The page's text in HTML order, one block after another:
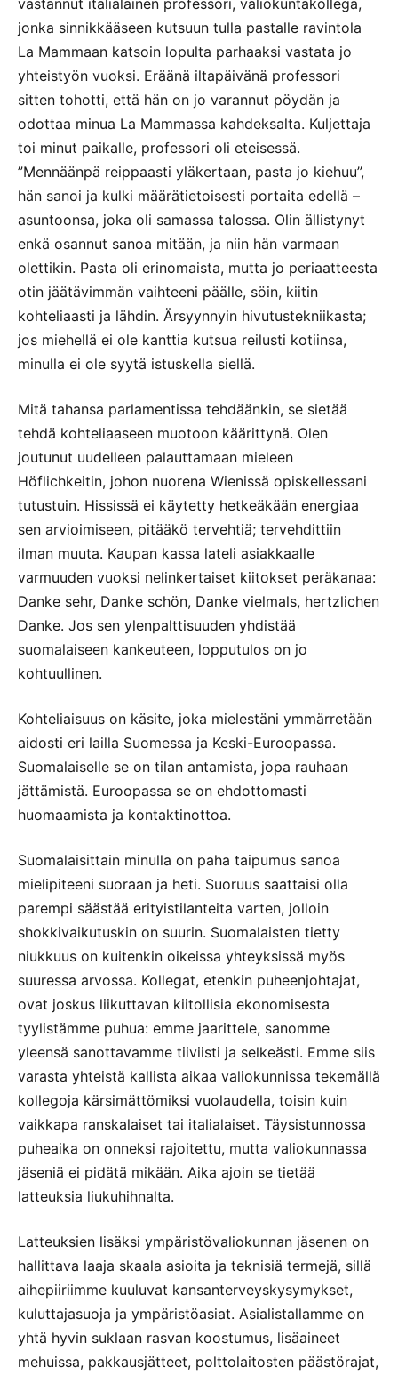
jonka sinnikkääseen kutsuun tulla pastalle ravintola
La Mammaan katsoin lopulta parhaaksi vastata jo
yhteistyön vuoksi. Eräänä iltapäivänä professori
sitten tohotti, että hän on jo varannut pöydän ja
odottaa minua La Mammassa kahdeksalta. Kuljettaja
toi minut paikalle, professori oli eteisessä.
”Mennäänpä reippaasti yläkertaan, pasta jo kiehuu”,
hän sanoi ja kulki määrätietoisesti portaita edellä –
asuntoonsa, joka oli samassa talossa. Olin ällistynyt
enkä osannut sanoa mitään, ja niin hän varmaan
olettikin. Pasta oli erinomaista, mutta jo periaatteesta
otin jäätävimmän vaihteeni päälle, söin, kiitin
kohteliaasti ja lähdin. Ärsyynnyin hivutustekniikasta;
jos miehellä ei ole kanttia kutsua reilusti kotiinsa,
minulla ei ole syytä istuskella siellä.
Mitä tahansa parlamentissa tehdäänkin, se sietää
tehdä kohteliaaseen muotoon käärittynä. Olen
joutunut uudelleen palauttamaan mieleen
Höflichkeitin, johon nuorena Wienissä opiskellessani
tutustuin. Hississä ei käytetty hetkeäkään energiaa
sen arvioimiseen, pitääkö tervehtiä; tervehdittiin
ilman muuta. Kaupan kassa lateli asiakkaalle
varmuuden vuoksi nelinkertaiset kiitokset peräkanaa:
Danke sehr, Danke schön, Danke vielmals, hertzlichen
Danke. Jos sen ylenpalttisuuden yhdistää
suomalaiseen kankeuteen, lopputulos on jo
kohtuullinen.
Kohteliaisuus on käsite, joka mielestäni ymmärretään
aidosti eri lailla Suomessa ja Keski-Euroopassa.
Suomalaiselle se on tilan antamista, jopa rauhaan
jättämistä. Euroopassa se on ehdottomasti
huomaamista ja kontaktinottoa.
Suomalaisittain minulla on paha taipumus sanoa
mielipiteeni suoraan ja heti. Suoruus saattaisi olla
parempi säästää erityistilanteita varten, jolloin
shokkivaikutuskin on suurin. Suomalaisten tietty
niukkuus on kuitenkin oikeissa yhteyksissä myös
suuressa arvossa. Kollegat, etenkin puheenjohtajat,
ovat joskus liikuttavan kiitollisia ekonomisesta
tyylistämme puhua: emme jaarittele, sanomme
yleensä sanottavamme tiiviisti ja selkeästi. Emme siis
varasta yhteistä kallista aikaa valiokunnissa tekemällä
kollegoja kärsimättömiksi vuolaudella, toisin kuin
vaikkapa ranskalaiset tai italialaiset. Täysistunnossa
puheaika on onneksi rajoitettu, mutta valiokunnassa
jäseniä ei pidätä mikään. Aika ajoin se tietää
latteuksia liukuhihnalta.
Latteuksien lisäksi ympäristövaliokunnan jäsenen on
hallittava laaja skaala asioita ja teknisiä termejä, sillä
aihepiiriimme kuuluvat kansanterveyskysymykset,
kuluttajasuoja ja ympäristöasiat. Asialistallamme on
yhtä hyvin suklaan rasvan koostumus, lisäaineet
mehuissa, pakkausjätteet, polttolaitosten päästörajat,